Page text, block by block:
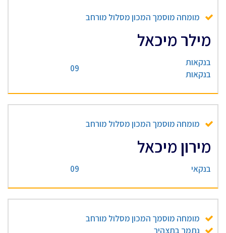
מומחה מוסמך המכון מסלול מורחב
מילר מיכאל
בנקאות
בנקאות
09
מומחה מוסמך המכון מסלול מורחב
מירון מיכאל
בנקאי 09
מומחה מוסמך המכון מסלול מורחב
נתמך בתצהיר